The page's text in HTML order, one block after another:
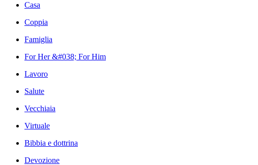
Casa
Coppia
Famiglia
For Her &#038; For Him
Lavoro
Salute
Vecchiaia
Virtuale
Bibbia e dottrina
Devozione